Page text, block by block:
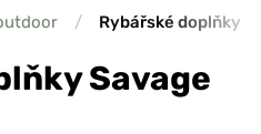
/ Rybářské doplňky
Savage